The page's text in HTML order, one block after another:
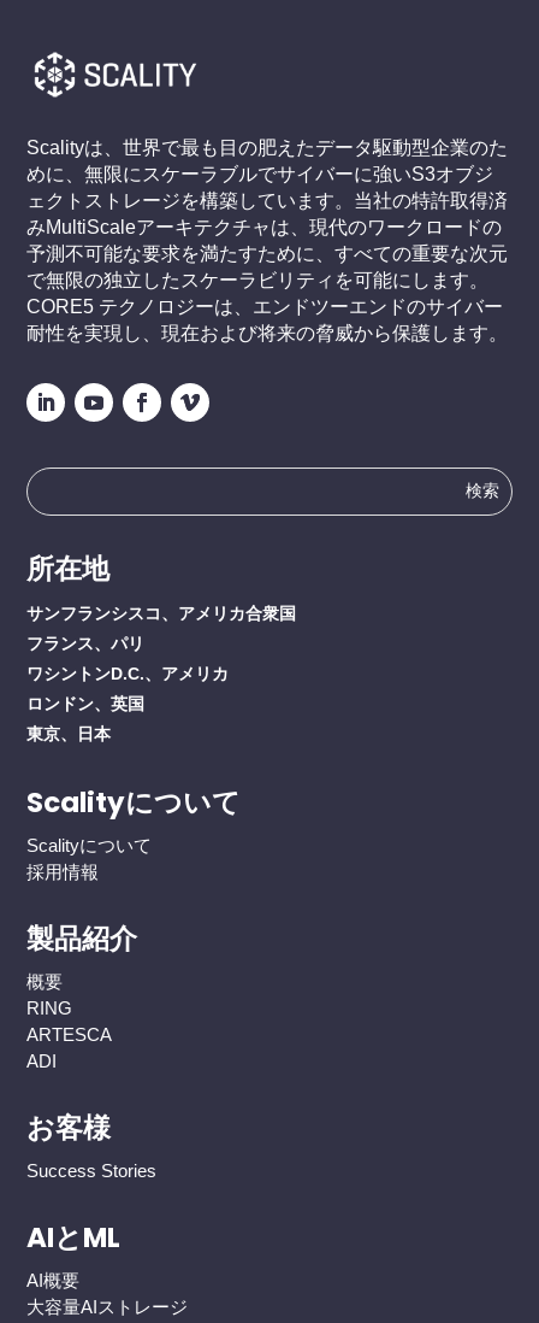
Scalityは、世界で最も目の肥えたデータ駆動型企業のた
めに、無限にスケーラブルでサイバーに強いS3オブジ
ェクトストレージを構築しています。当社の特許取得済
みMultiScaleアーキテクチャは、現代のワークロードの
予測不可能な要求を満たすために、すべての重要な次元
で無限の独立したスケーラビリティを可能にします。
CORE5 テクノロジーは、エンドツーエンドのサイバー
耐性を実現し、現在および将来の脅威から保護します。
検
索
す
る：
所在地
サンフランシスコ、アメリカ合衆国
フランス、パリ
ワシントンD.C.、アメリカ
ロンドン、英国
東京、日本
Scalityについて
Scalityについて
採用情報
製品紹介
概要
RING
ARTESCA
ADI
お客様
Success Stories
AIとML
AI概要
大容量AIストレージ